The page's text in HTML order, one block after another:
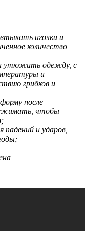
иголки и
количество
утюжить одежду, с
и
грибков и
после
чтобы
падений и ударов,